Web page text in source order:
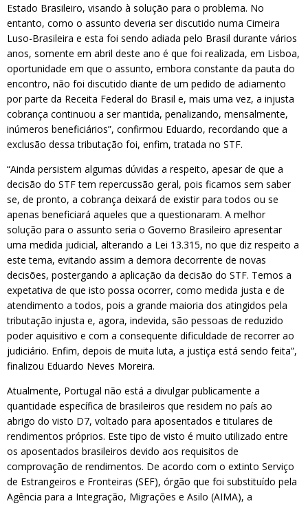
Estado Brasileiro, visando à solução para o problema. No
entanto, como o assunto deveria ser discutido numa Cimeira
Luso-Brasileira e esta foi sendo adiada pelo Brasil durante vários
anos, somente em abril deste ano é que foi realizada, em Lisboa,
oportunidade em que o assunto, embora constante da pauta do
encontro, não foi discutido diante de um pedido de adiamento
por parte da Receita Federal do Brasil e, mais uma vez, a injusta
cobrança continuou a ser mantida, penalizando, mensalmente,
inúmeros beneficiários”, confirmou Eduardo, recordando que a
exclusão dessa tributação foi, enfim, tratada no STF.
“Ainda persistem algumas dúvidas a respeito, apesar de que a
decisão do STF tem repercussão geral, pois ficamos sem saber
se, de pronto, a cobrança deixará de existir para todos ou se
apenas beneficiará aqueles que a questionaram. A melhor
solução para o assunto seria o Governo Brasileiro apresentar
uma medida judicial, alterando a Lei 13.315, no que diz respeito a
este tema, evitando assim a demora decorrente de novas
decisões, postergando a aplicação da decisão do STF. Temos a
expetativa de que isto possa ocorrer, como medida justa e de
atendimento a todos, pois a grande maioria dos atingidos pela
tributação injusta e, agora, indevida, são pessoas de reduzido
poder aquisitivo e com a consequente dificuldade de recorrer ao
judiciário. Enfim, depois de muita luta, a justiça está sendo feita”,
finalizou Eduardo Neves Moreira.
Atualmente, Portugal não está a divulgar publicamente a
quantidade específica de brasileiros que residem no país ao
abrigo do visto D7, voltado para aposentados e titulares de
rendimentos próprios. Este tipo de visto é muito utilizado entre
os aposentados brasileiros devido aos requisitos de
comprovação de rendimentos. De acordo com o extinto Serviço
de Estrangeiros e Fronteiras (SEF), órgão que foi substituído pela
Agência para a Integração, Migrações e Asilo (AIMA), a